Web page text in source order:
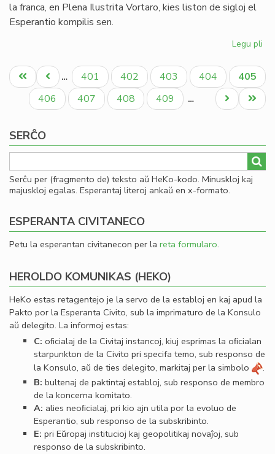
la franca, en Plena Ilustrita Vortaro, kies liston de sigloj el
Esperantio kompilis sen.
Legu pli
Pagination
Unua
paĝo
Antaŭa
paĝo
… Paĝo
401 Paĝo
402 Paĝo
403 Paĝo
404
Aktuala
paĝo
405
Paĝo
406 Paĝo
407 Paĝo
408 Paĝo
409 …
Last
page
Next
page
SERĈO
Serĉu per (fragmento de) teksto aŭ HeKo-kodo. Minuskloj kaj
majuskloj egalas. Esperantaj literoj ankaŭ en x-formato.
ESPERANTA CIVITANECO
Petu la esperantan civitanecon per la reta formularo.
HEROLDO KOMUNIKAS (HEKO)
HeKo estas retagentejo je la servo de la establoj en kaj apud la
Pakto por la Esperanta Civito, sub la imprimaturo de la Konsulo
aŭ delegito. La informoj estas:
C: oﬁcialaj de la Civitaj instancoj, kiuj esprimas la oﬁcialan
starpunkton de la Civito pri specifa temo, sub responso de
la Konsulo, aŭ de ties delegito, markitaj per la simbolo
.
B: bultenaj de paktintaj establoj, sub responso de membro
de la koncerna komitato.
A: alies neoﬁcialaj, pri kio ajn utila por la evoluo de
Esperantio, sub responso de la subskribinto.
E: pri Eŭropaj institucioj kaj geopolitikaj novaĵoj, sub
responso de la subskribinto.